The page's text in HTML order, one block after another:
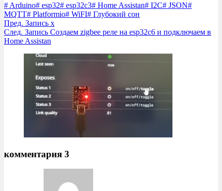
# Arduino# esp32# esp32c3# Home Assistan# I2C# JSON#
MQTT# Platformio# WiFI# Глубокий сон
Пред. Запись x
След. Запись Создаем zigbee реле на esp32c6 и подключаем в
Home Assistan
комментария 3